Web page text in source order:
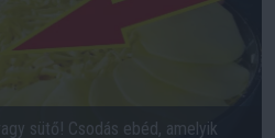
sütő! Csodás ebéd, amelyik